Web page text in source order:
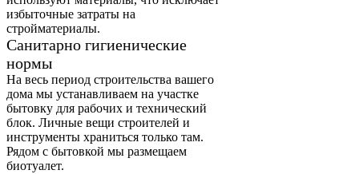
избыточные затраты на
стройматериалы.
Санитарно гигиенические
нормы
На весь период строительства вашего
дома мы устанавливаем на участке
бытовку для рабочих и технический
блок. Личные вещи строителей и
инструменты храниться только там.
Рядом с бытовкой мы размещаем
биотуалет.